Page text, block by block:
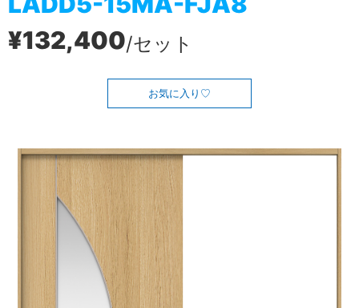
¥132,400/セット
お気に入り